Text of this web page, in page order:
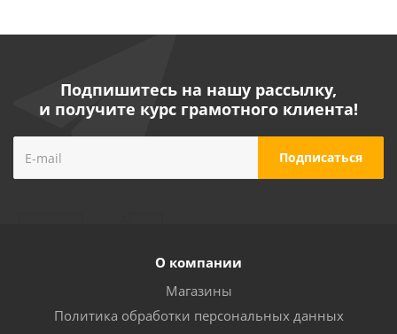
Достаточно
Подпишитесь на нашу рассылку,
и получите курс грамотного клиента!
О компании
Магазины
Политика обработки персональных данных